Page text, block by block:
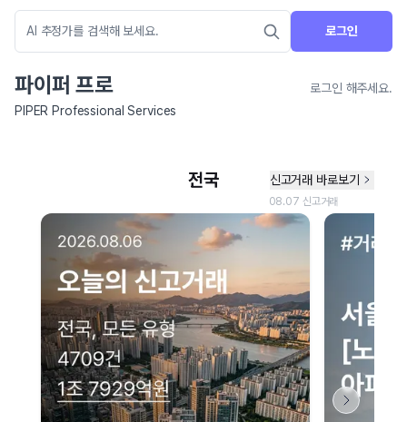
로그인
파이퍼 프로
로그인 해주세요.
PIPER Professional Services
네이버 지도 연결 안내
현재 네이버 지도 연결이 원활하지 않아 지도를 불러올 수 없습니다.
이용에 불편을 드려 죄송합니다.